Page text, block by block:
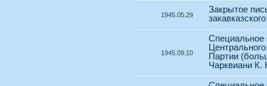
1945.05.29
Закрытое
1945.09.10
Партии
Чарквиани К.